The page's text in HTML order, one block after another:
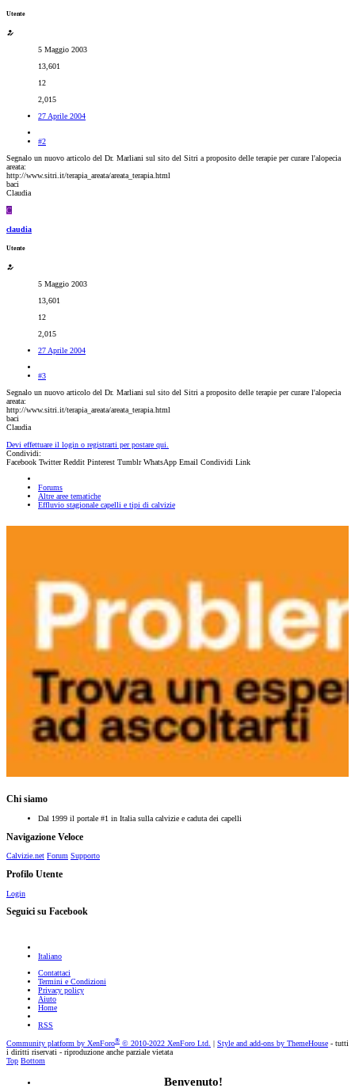
Utente
5 Maggio 2003
13,601
12
2,015
27 Aprile 2004
#2
Segnalo un nuovo articolo del Dr. Marliani sul sito del Sitri a proposito delle terapie per curare l'alopecia
areata:
http://www.sitri.it/terapia_areata/areata_terapia.html
baci
Claudia
C
claudia
Utente
5 Maggio 2003
13,601
12
2,015
27 Aprile 2004
#3
Segnalo un nuovo articolo del Dr. Marliani sul sito del Sitri a proposito delle terapie per curare l'alopecia
areata:
http://www.sitri.it/terapia_areata/areata_terapia.html
baci
Claudia
Devi effettuare il login o registrarti per postare qui.
Condividi:
Facebook Twitter Reddit Pinterest Tumblr WhatsApp Email Condividi Link
Forums
Altre aree tematiche
Effluvio stagionale capelli e tipi di calvizie
Chi siamo
Dal 1999 il portale #1 in Italia sulla calvizie e caduta dei capelli
Navigazione Veloce
Calvizie.net Forum Supporto
Profilo Utente
Login
Seguici su Facebook
Italiano
Contattaci
Termini e Condizioni
Privacy policy
Aiuto
Home
RSS
Community platform by XenForo® © 2010-2022 XenForo Ltd. Style and add-ons by ThemeHouse - tutti
i diritti riservati - riproduzione anche parziale vietata
Top Bottom
Benvenuto!